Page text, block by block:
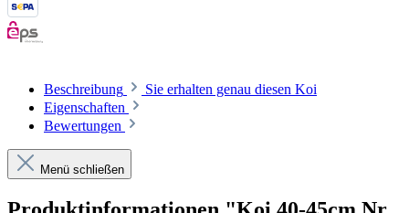
Beschreibung
Sie erhalten genau diesen Koi
Eigenschaften
Bewertungen
Menü schließen